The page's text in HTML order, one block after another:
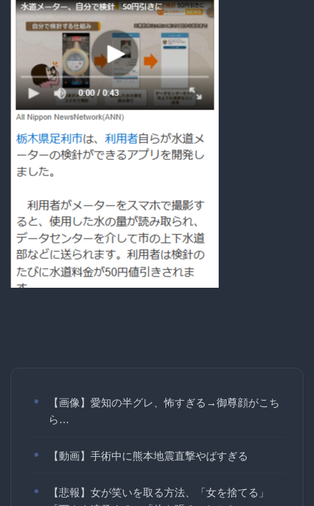
【画像】愛知の半グレ、怖すぎる→御尊顔がこち
ら…
【動画】手術中に熊本地震直撃やばすぎる
【悲報】女が笑いを取る方法、「女を捨てる」